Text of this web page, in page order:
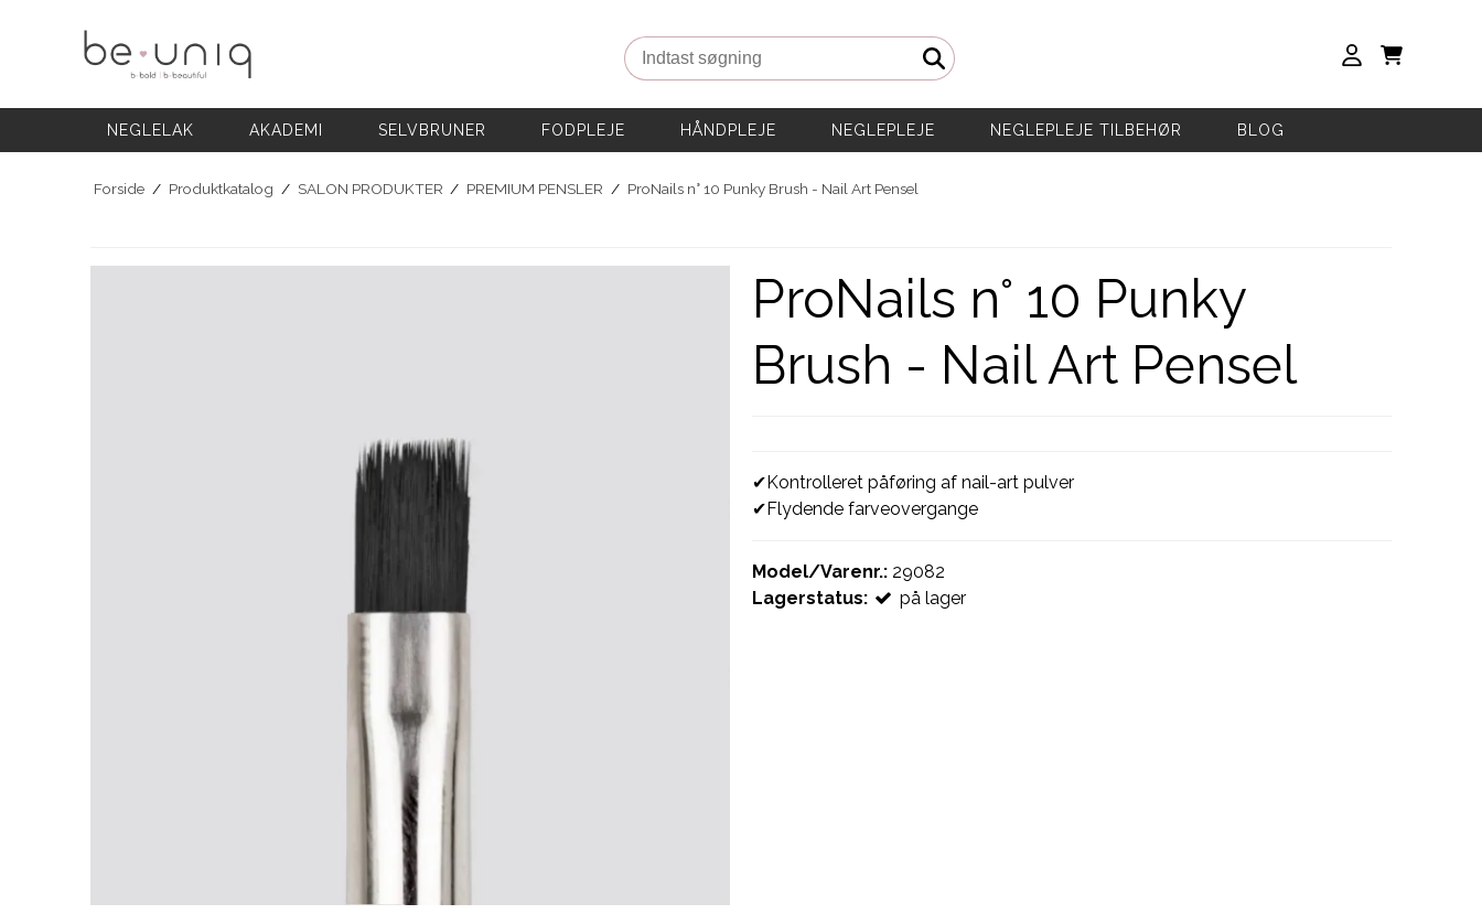
AKADEMI
SELVBRUNER
HÅNDPLEJE
Indtast søgning
NEGLELAK AKADEMI SELVBRUNER FODPLEJE HÅNDPLEJE NEGLEPLEJE NEGLEPLEJE TILBEHØR BLOG
Forside / Produktkatalog / SALON PRODUKTER / PREMIUM PENSLER / ProNails n° 10 Punky Brush - Nail Art Pensel
ProNails n° 10 Punky
Brush - Nail Art Pensel
✔Kontrolleret påføring af nail-art pulver
✔Flydende farveovergange
Model/Varenr.: 29082
Lagerstatus:
på lager